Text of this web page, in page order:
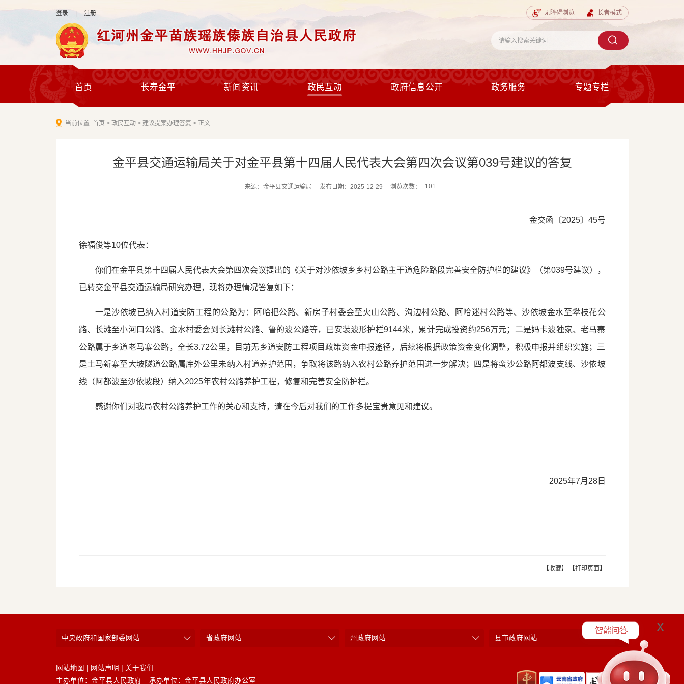
登录 注册 无障碍浏览 长者模式
首页 长寿金平 新闻资讯 政民互动 政府信息公开 政务服务 专题专栏
当前位置:首页 >政民互动 > 建议提案办理答复 > 正文
金平县交通运输局关于对金平县第十四届人民代表大会第四次会议第039号建议的答复
来源：金平县交通运输局 发布日期：2025-12-29 浏览次数： 101
金交函〔2025〕45号
徐福俊等10位代表：
你们在金平县第十四届人民代表大会第四次会议提出的《关于对沙依坡乡乡村公路主干道危险路段完善安全防护栏的建议》（第039号建议），
已转交金平县交通运输局研究办理，现将办理情况答复如下：
一是沙依坡已纳入村道安防工程的公路为：阿哈把公路、新房子村委会至火山公路、沟边村公路、阿哈迷村公路等、沙依坡金水至攀枝花公
路、长滩至小河口公路、金水村委会到长滩村公路、鲁的波公路等，已安装波形护栏9144米，累计完成投资约256万元；二是妈卡波独家、老马寨
公路属于乡道老马寨公路，全长3.72公里，目前无乡道安防工程项目政策资金申报途径，后续将根据政策资金变化调整，积极申报并组织实施；三
是土马新寨至大坡隧道公路属库外公里未纳入村道养护范围，争取将该路纳入农村公路养护范围进一步解决；四是将蛮沙公路阿都波支线、沙依坡
线（阿都波至沙依坡段）纳入2025年农村公路养护工程，修复和完善安全防护栏。
感谢你们对我局农村公路养护工作的关心和支持，请在今后对我们的工作多提宝贵意见和建议。
2025年7月28日
【收藏】 【打印页面】
中央政府和国家部委网站 省政府网站 州政府网站 县市政府网站
网站地图 网站声明
关于我们
主办单位：金平县人民政府
承办单位：金平县人民政府办公室
x